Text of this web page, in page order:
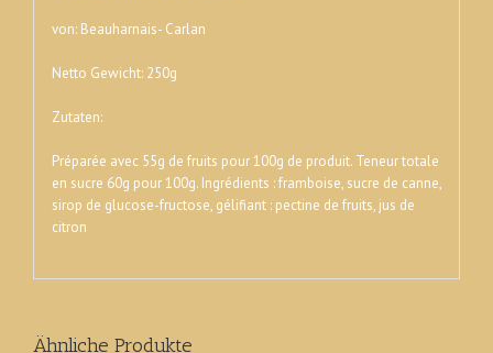
von: Beauharnais- Carlan
Netto Gewicht: 250g
Zutaten:
Préparée avec 55g de fruits pour 100g de produit. Teneur totale
en sucre 60g pour 100g. Ingrédients : framboise, sucre de canne,
sirop de glucose-fructose, gélifiant : pectine de fruits, jus de
citron
Ähnliche Produkte